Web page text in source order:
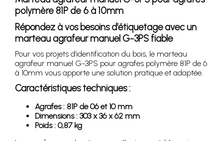
polymère 81P de 6 à 10mm
Répondez à vos besoins d’étiquetage avec un
marteau agrafeur manuel G-3PS fiable
Pour vos projets d’identification du bois, le marteau
agrafeur manuel G-3PS pour agrafes polymère 81P de 6
à 10mm vous apporte une solution pratique et adaptée.
Caractéristiques techniques :
Agrafes : 81P de 06 et 10 mm
Dimensions : 303 x 36 x 62 mm
Poids : 0,87 kg